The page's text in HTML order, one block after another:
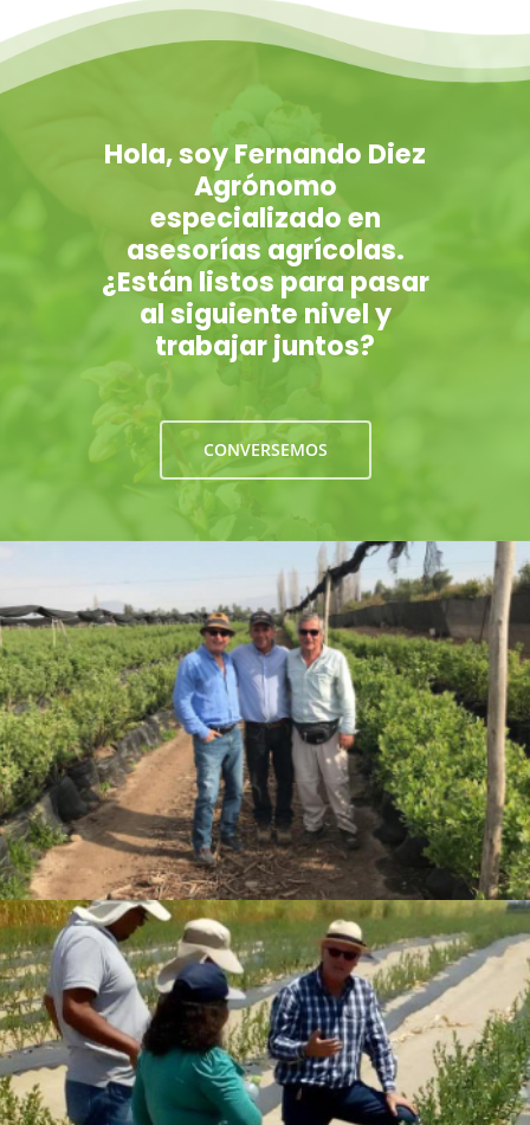
Hola, soy Fernando Diez
Agrónomo
especializado en
asesorías agrícolas.
¿Están listos para pasar
al siguiente nivel y
trabajar juntos?
CONVERSEMOS